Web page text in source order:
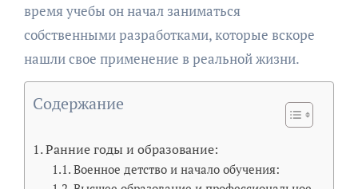
время учебы он начал заниматься
собственными разработками, которые вскоре
нашли свое применение в реальной жизни.
Содержание
Ранние годы и образование:
Военное детство и начало обучения: